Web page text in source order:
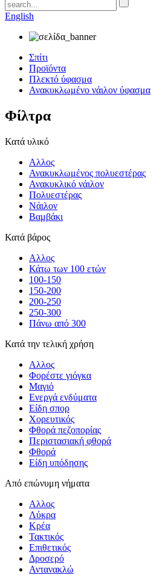
English
Σπίτι
Προϊόντα
Πλεκτό ύφασμα
Ανακυκλωμένο νάιλον ύφασμα
Φίλτρα
Κατά υλικό
Αλλος
Ανακυκλωμένος πολυεστέρας
Ανακυκλικό νάιλον
Πολυεστέρας
Νάιλον
Βαμβάκι
Κατά βάρος
Αλλος
Κάτω των 100 ετών
100-150
150-200
200-250
250-300
Πάνω από 300
Κατά την τελική χρήση
Αλλος
Φορέστε γιόγκα
Μαγιό
Ενεργά ενδύματα
Είδη σπορ
Χορευτικός
Φθορά πεζοπορίας
Περιστασιακή φθορά
Φθορά
Είδη υπόδησης
Από επώνυμη νήματα
Αλλος
Λύκρα
Κρέα
Τακτικός
Επιθετικός
Δροσερό
Αντανακλώ